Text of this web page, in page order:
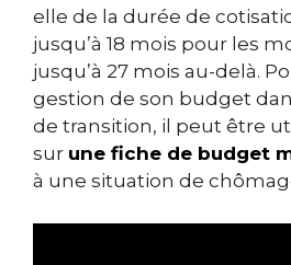
elle de la durée de
jusqu’à 18 mois pour les
jusqu’à 27 mois au-delà.
gestion de son budget
de transition, il peut être
sur une fiche de budget
à une situation de